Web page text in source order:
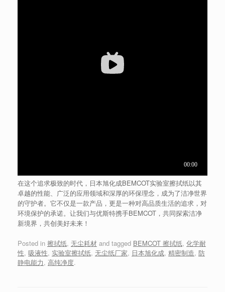
在这个追求极致的时代，日本旭化成BEMCOT实验室擦拭纸以其
卓越的性能、广泛的应用领域和深厚的环保理念，成为了洁净世界
的守护者。它不仅是一款产品，更是一种对高品质生活的追求，对
环境保护的承诺。让我们与优斯特携手BEMCOT，共同探索洁净
新境界，共创美好未来！
Posted in 擦拭纸, 无尘耗材 and tagged BEMCOT 擦拭纸, 化学耐
性, 吸液性, 实验室擦拭纸, 无尘纸厂家, 日本旭化成, 精密制造, 防
静电能力, 高纯净度.